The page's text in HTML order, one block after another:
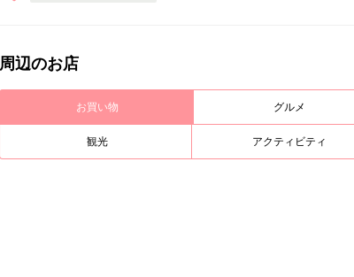
周辺のお店
お買い物 グルメ
観光 アクティビティ